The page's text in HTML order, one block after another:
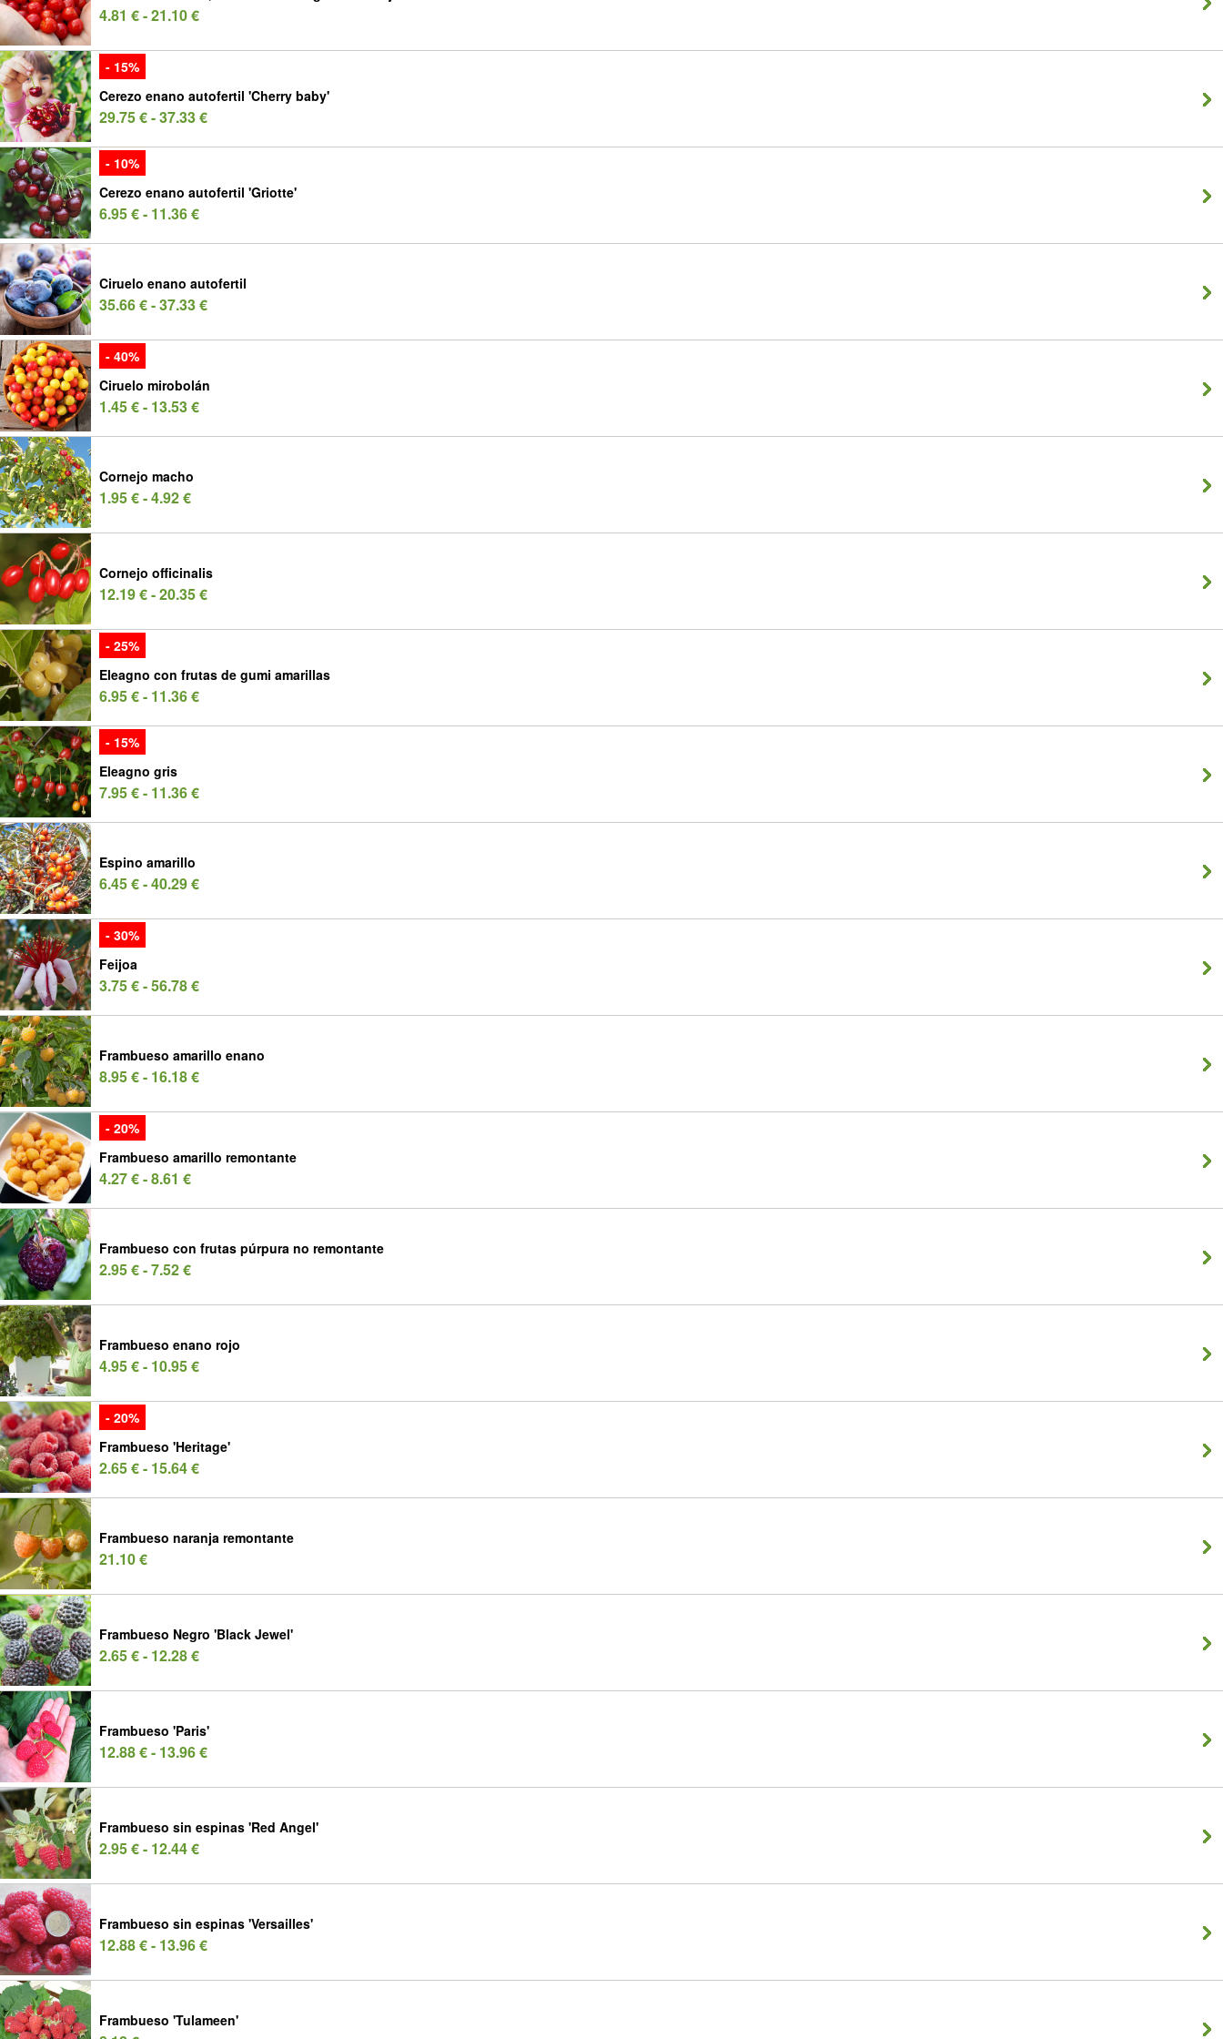
4.81 € - 21.10 €
- 15%
Cerezo enano autofertil 'Cherry baby'
29.75 € - 37.33 €
- 10%
Cerezo enano autofertil 'Griotte'
6.95 € - 11.36 €
Ciruelo enano autofertil
35.66 € - 37.33 €
- 40%
Ciruelo mirobolán
1.45 € - 13.53 €
Cornejo macho
1.95 € - 4.92 €
Cornejo officinalis
12.19 € - 20.35 €
- 25%
Eleagno con frutas de gumi amarillas
6.95 € - 11.36 €
- 15%
Eleagno gris
7.95 € - 11.36 €
Espino amarillo
6.45 € - 40.29 €
- 30%
Feijoa
3.75 € - 56.78 €
Frambueso amarillo enano
8.95 € - 16.18 €
- 20%
Frambueso amarillo remontante
4.27 € - 8.61 €
Frambueso con frutas púrpura no remontante
2.95 € - 7.52 €
Frambueso enano rojo
4.95 € - 10.95 €
- 20%
Frambueso 'Heritage'
2.65 € - 15.64 €
Frambueso naranja remontante
21.10 €
Frambueso Negro 'Black Jewel'
2.65 € - 12.28 €
Frambueso 'Paris'
12.88 € - 13.96 €
Frambueso sin espinas 'Red Angel'
2.95 € - 12.44 €
Frambueso sin espinas 'Versailles'
12.88 € - 13.96 €
Frambueso 'Tulameen'